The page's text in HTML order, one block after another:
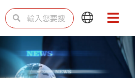
搜
尋 尋
Main
Menu
Main
Menu